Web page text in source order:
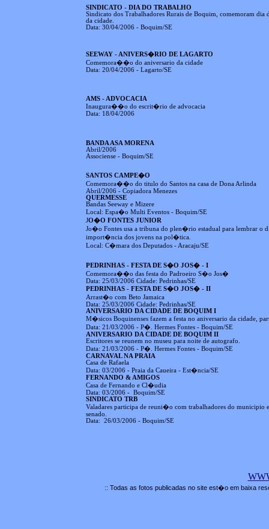
SINDICATO - DIA DO TRABALHO
Sindicato dos Trabalhadores Rurais de Boquim, comemoram dia
da cidade.
Data: 30/04/2006 - Boquim/SE
SEEWAY - ANIVERS�RIO DE LAGARTO
Comemora��o do aniversario da cidade
Data: 20/04/2006 - Lagarto/SE
AMS - ADVOCACIA
Inaugura��o do escrit�rio de advocacia
Data: 18/04/2006
BANDA ASA MORENA
Abril/2006
Associense - Boquim/SE
SANTOS CAMPE�O
Comemora��o do titulo do Santos na casa de Dona Arlinda
Abril/2006 - Copiadora Menezes
QUERMESSE
Bandas Seeway e Mizere
Local: Espa�o Multi Eventos - Boquim/SE
JO�O FONTES JUNIOR
Jo�o Fontes usa a tribuna do plen�rio estadual para lembrar o
import�ncia dos jovens na pol�tica.
Local: C�mara dos Deputados - Aracaju/SE
PEDRINHAS - FESTA DE S�O JOS� - I
Comemora��o das festa do Padroeiro S�o Jos�
Data: 25/03/2006 Cidade: Pedrinhas/SE
PEDRINHAS - FESTA DE S�O JOS� - II
Arrast�o com Beto Jamaica
Data: 25/03/2006 Cidade: Pedrinhas/SE
ANIVERSARIO DA CIDADE DE BOQUIM I
M�sicos Boquinenses fazem a festa no aniversario da cidade,
Data: 21/03/2006 - P�. Hermes Fontes - Boquim/SE
ANIVERSARIO DA CIDADE DE BOQUIM II
Escritores se reunem no museu para noite de autografo.
Data: 21/03/2006 - P�. Hermes Fontes - Boquim/SE
CARNAVAL NA PRAIA
Casa de Rafaela
Data: 03/2006 - Praia da Caueira - Est�ncia/SE
FERNANDO & AMIGOS
Casa de Fernando e Cl�udia
Data: 03/2006 - Boquim/SE
SINDICATO TRB
Valadares participa de reuni�o com trabalhadores do municipio
senado.
Data: 26/03/2006 - Boquim/SE
:: Todas as fotos publicadas no site est�o em baixa